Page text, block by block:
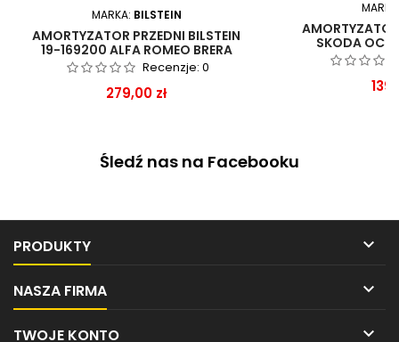
MARKA: BILSTEIN
AMORTYZATOR PRZEDNI BILSTEIN
19-169200 ALFA ROMEO BRERA
SPIDER 159Recenzje: 0
Cena
279,00 zł
SKODA
Śledź nas na Facebooku
PRODUKTY 
NASZA FIRMA 
TWOJE KONTO 